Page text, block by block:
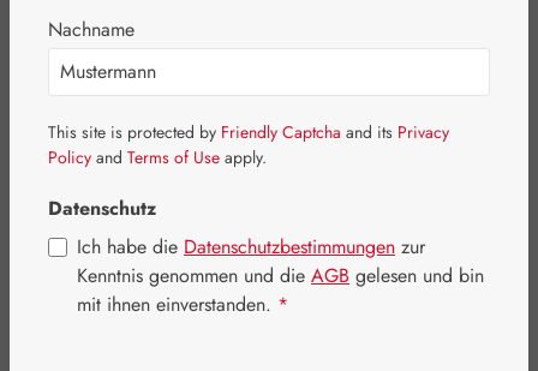
Bildergalerie überspringen
Nachname
This site is protected by Friendly Captcha and its Privacy
Policy and Terms of Use apply.
Datenschutz
Ich habe die Datenschutzbestimmungen zur
Kenntnis genommen und die AGB gelesen und bin
mit ihnen einverstanden. *